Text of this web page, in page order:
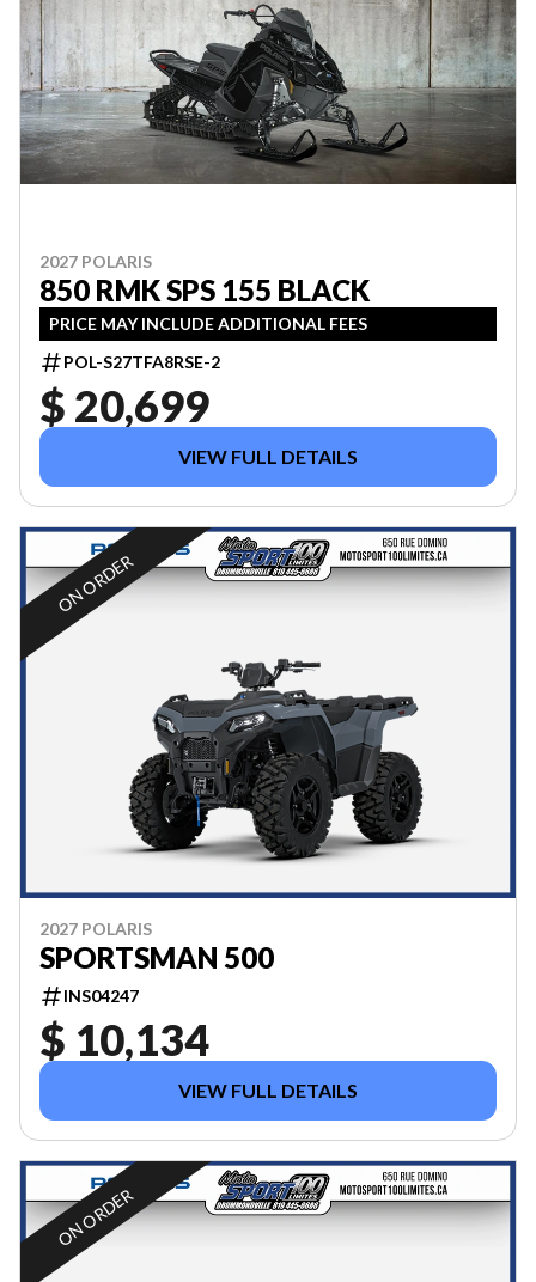
2027 POLARIS
850 RMK SPS 155 BLACK
PRICE MAY INCLUDE ADDITIONAL FEES
POL-S27TFA8RSE-2
$ 20,699
VIEW FULL DETAILS
ON ORDER
2027 POLARIS
SPORTSMAN 500
INS04247
$ 10,134
VIEW FULL DETAILS
ON ORDER